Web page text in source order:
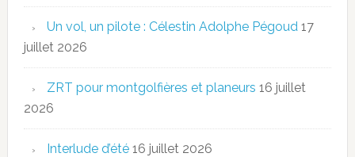
Un vol, un pilote : Célestin Adolphe Pégoud 17
juillet 2026
ZRT pour montgolfières et planeurs 16 juillet
2026
Interlude d’été 16 juillet 2026